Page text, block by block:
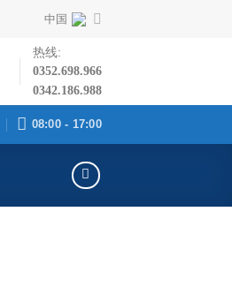
中国
热线:
0352.698.966
0342.186.988
08:00 - 17:00